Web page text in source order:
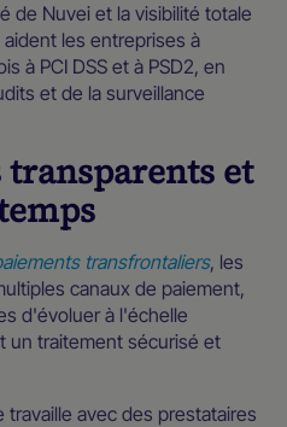
de Nuvei et la visibilité totale
les entreprises à
à PCI DSS et à PSD2, en
et de la surveillance
transparents et
transfrontaliers, les
canaux de paiement,
d'évoluer à l'échelle
un traitement sécurisé et
avec des prestataires